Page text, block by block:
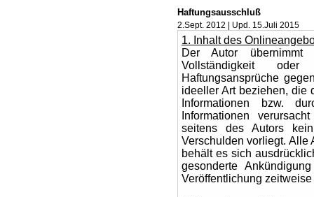
Haftungsausschluß
2.Sept. 2012 | Upd. 15.Juli 2015
1. Inhalt des
Der Autor übernimmt
Vollständigkeit
Haftungsansprüche
ideeller Art beziehen, die
Informationen bzw.
Informationen
seitens des Autors
Verschulden vorliegt. Alle
behält es sich
gesonderte
Veröffentlichung